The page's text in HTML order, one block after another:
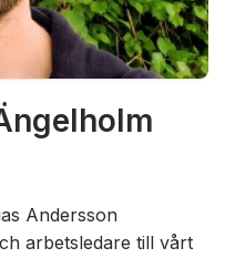
Andersson
arbetsledare till vårt